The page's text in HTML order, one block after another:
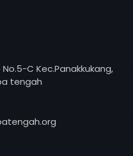
C Kec.Panakkukang,
tengah